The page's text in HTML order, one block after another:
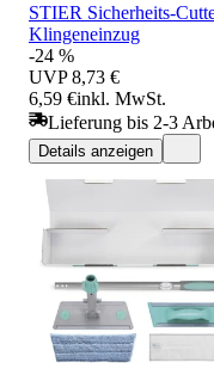
STIER Sicherheits-
Klingeneinzug
-24 %
UVP 8,73 €
6,59 €inkl. MwSt.
Lieferung bis 2-3
Details anzeigen